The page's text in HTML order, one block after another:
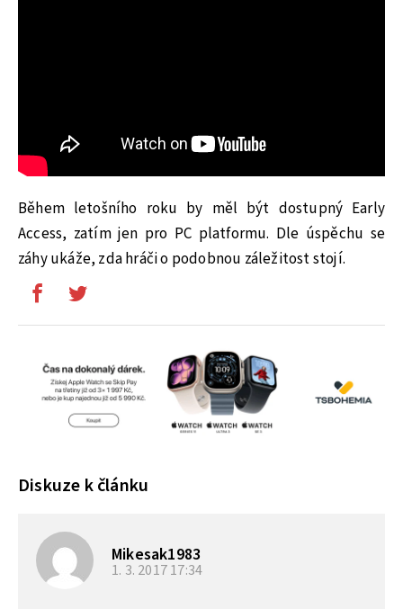
Během letošního roku by měl být dostupný Early
Access, zatím jen pro PC platformu. Dle úspěchu se
záhy ukáže, zda hráči o podobnou záležitost stojí.
Diskuze k článku
Mikesak1983
1. 3. 201717:34